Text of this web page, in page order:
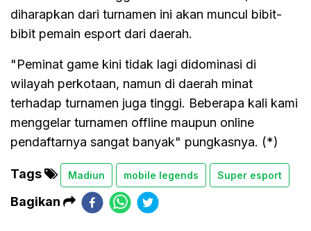
diharapkan dari turnamen ini akan muncul bibit-
bibit pemain esport dari daerah.
"Peminat game kini tidak lagi didominasi di
wilayah perkotaan, namun di daerah minat
terhadap turnamen juga tinggi. Beberapa kali kami
menggelar turnamen offline maupun online
pendaftarnya sangat banyak" pungkasnya. (*)
Tags Madiun mobile legends Super esport
Bagikan